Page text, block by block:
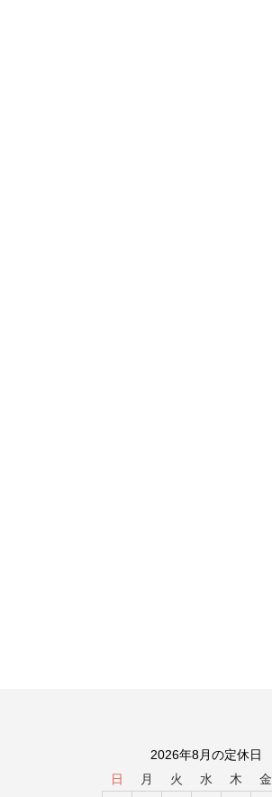
2026年8月の定休日
日
月 火 水 木 金